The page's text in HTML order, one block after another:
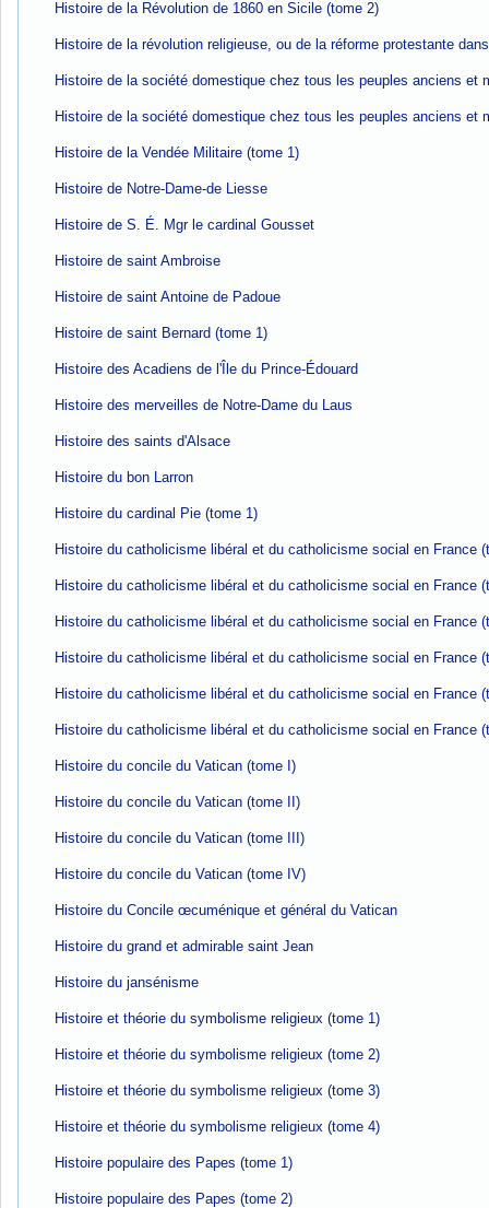
Histoire de la Révolution de 1860 en Sicile (tome 2)
Histoire de la révolution religieuse, ou de la réforme protestante
Histoire de la société domestique chez tous les peuples anciens et
Histoire de la société domestique chez tous les peuples anciens et
Histoire de la Vendée Militaire (tome 1)
Histoire de Notre-Dame-de Liesse
Histoire de S. É. Mgr le cardinal Gousset
Histoire de saint Ambroise
Histoire de saint Antoine de Padoue
Histoire de saint Bernard (tome 1)
Histoire des Acadiens de l'Île du Prince-Édouard
Histoire des merveilles de Notre-Dame du Laus
Histoire des saints d'Alsace
Histoire du bon Larron
Histoire du cardinal Pie (tome 1)
Histoire du catholicisme libéral et du catholicisme social en France
Histoire du catholicisme libéral et du catholicisme social en France
Histoire du catholicisme libéral et du catholicisme social en France
Histoire du catholicisme libéral et du catholicisme social en France
Histoire du catholicisme libéral et du catholicisme social en France
Histoire du catholicisme libéral et du catholicisme social en France
Histoire du concile du Vatican (tome I)
Histoire du concile du Vatican (tome II)
Histoire du concile du Vatican (tome III)
Histoire du concile du Vatican (tome IV)
Histoire du Concile œcuménique et général du Vatican
Histoire du grand et admirable saint Jean
Histoire du jansénisme
Histoire et théorie du symbolisme religieux (tome 1)
Histoire et théorie du symbolisme religieux (tome 2)
Histoire et théorie du symbolisme religieux (tome 3)
Histoire et théorie du symbolisme religieux (tome 4)
Histoire populaire des Papes (tome 1)
Histoire populaire des Papes (tome 2)